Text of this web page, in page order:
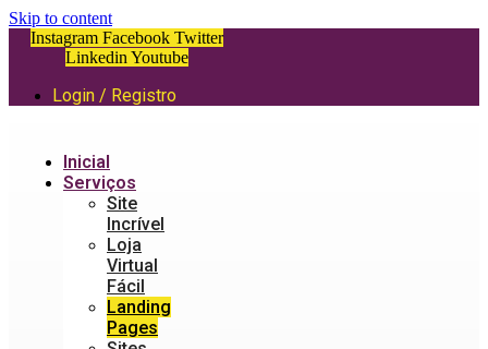
Skip to content
Instagram Facebook Twitter
Linkedin Youtube
Login / Registro
Inicial
Serviços
Site
Incrível
Loja
Virtual
Fácil
Landing
Pages